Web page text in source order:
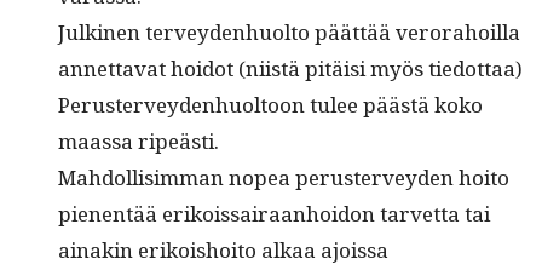
Julki­nen ter­vey­den­huolto päät­tää verora­hoil­la
annet­ta­vat hoidot (niistä pitäisi myös tiedottaa)
Peruster­vey­den­huoltoon tulee päästä koko
maas­sa ripeästi.
Mah­dol­lisim­man nopea peruster­vey­den hoito
pienen­tää erikois­sairaan­hoidon tarvet­ta tai
ainakin erikoishoito alkaa ajoissa